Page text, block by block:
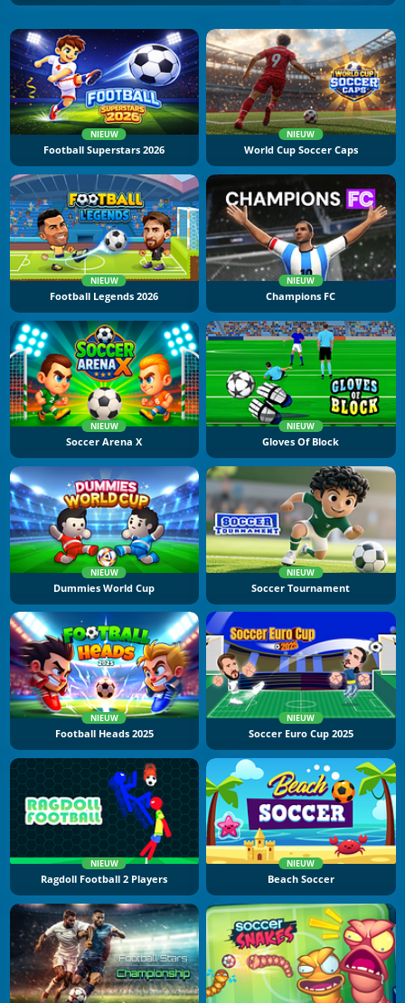
NIEUW
Football Superstars 2026
NIEUW
World Cup Soccer Caps
NIEUW
Football Legends 2026
NIEUW
Champions FC
NIEUW
Soccer Arena X
NIEUW
Gloves Of Block
NIEUW
Dummies World Cup
NIEUW
Soccer Tournament
NIEUW
Football Heads 2025
NIEUW
Soccer Euro Cup 2025
NIEUW
Ragdoll Football 2 Players
NIEUW
Beach Soccer